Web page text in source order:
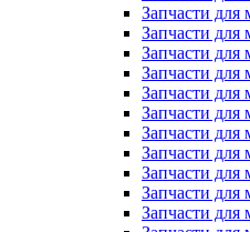
Запчасти для
Запчасти для
Запчасти для
Запчасти для
Запчасти для
Запчасти для
Запчасти для
Запчасти для
Запчасти для
Запчасти для
Запчасти для